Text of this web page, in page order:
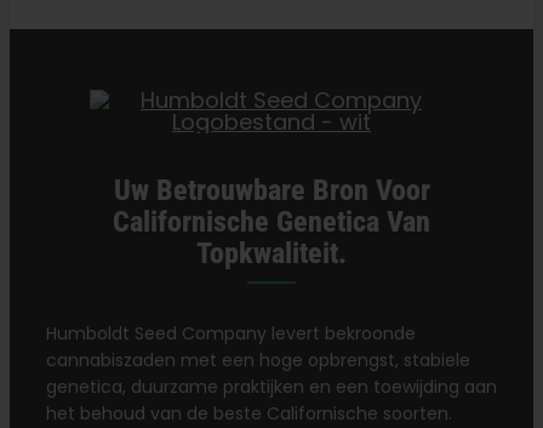
Uw Betrouwbare Bron Voor
Californische Genetica Van
Topkwaliteit.
Humboldt Seed Company levert bekroonde
cannabiszaden met een hoge opbrengst, stabiele
genetica, duurzame praktijken en een toewijding aan
het behoud van de beste Californische soorten.